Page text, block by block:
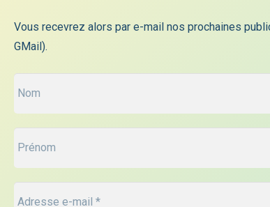
Vous recevrez alors par e-mail nos prochaines
GMail).